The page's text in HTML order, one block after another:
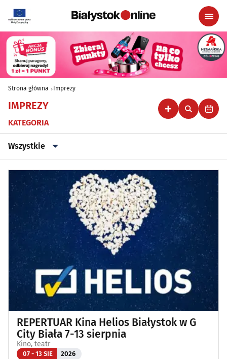
Strona główna Imprezy
IMPREZY
KATEGORIA
Wszystkie
Wszystkie
Klubowe, taneczne, granie do piwa(44)
Koncerty (87)
Koncerty muzyki poważnej(1)
Kino, teatr(111)
Wernisaże, wydarzenia artystyczne (3)
Wystawy(24)
Wydarzenia sportowe i rekreacyjne
REPERTUAR Kina Helios Białystok w G
City Biała 7-13 sierpnia
Kino, teatr
07 - 13 SIE 2026